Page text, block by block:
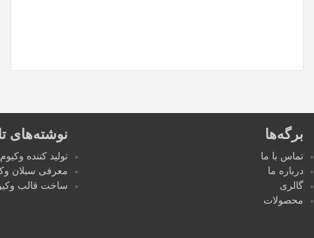
نوشته‌های
تولید کننده
معرفی سبلان
ساخت قالب
برگه‌ها
تماس با ما
درباره ما
گالری
محصولات